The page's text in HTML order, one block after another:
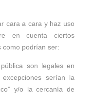
cara a cara y haz uso
en cuenta ciertos
como podrían ser:
son legales en
serían la
y/o la cercanía de